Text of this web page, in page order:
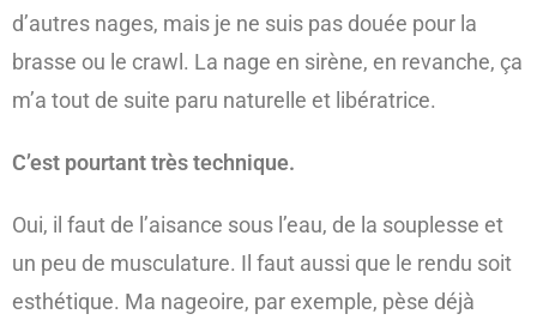
d’autres nages, mais je ne suis pas douée pour la
brasse ou le crawl. La nage en sirène, en revanche, ça
m’a tout de suite paru naturelle et libératrice.
C’est pourtant très technique.
Oui, il faut de l’aisance sous l’eau, de la souplesse et
un peu de musculature. Il faut aussi que le rendu soit
esthétique. Ma nageoire, par exemple, pèse déjà